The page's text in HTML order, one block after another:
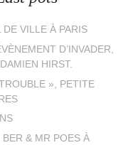
DE VILLE À PARIS
D’INVADER,
HIRST.
», PETITE
& MR POES À